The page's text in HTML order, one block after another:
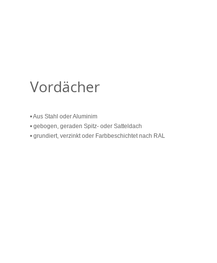
Vordächer
• Aus Stahl oder Aluminim
• gebogen, geraden Spitz- oder Satteldach
• grundiert, verzinkt oder Farbbeschichtet nach RAL